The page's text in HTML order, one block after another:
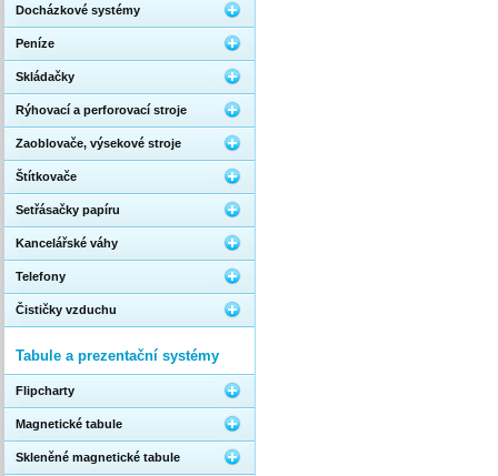
Docházkové systémy
Peníze
Skládačky
Rýhovací a perforovací stroje
Zaoblovače, výsekové stroje
Štítkovače
Setřásačky papíru
Kancelářské váhy
Telefony
Čističky vzduchu
Tabule a prezentační systémy
Flipcharty
Magnetické tabule
Skleněné magnetické tabule